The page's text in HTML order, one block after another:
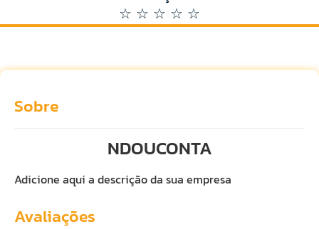
☆ ☆ ☆ ☆ ☆
Sobre
NDOUCONTA
Adicione aqui a descrição da sua empresa
Avaliações